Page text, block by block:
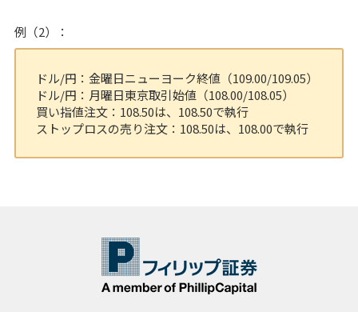
例（2）：
ドル/円：金曜日ニューヨーク終値（109.00/109.05）
ドル/円：月曜日東京取引始値（108.00/108.05）
買い指値注文：108.50は、108.50で執行
ストップロスの売り注文：108.50は、108.00で執行